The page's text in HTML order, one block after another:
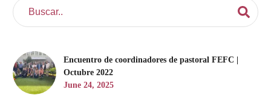
Encuentro de coordinadores de pastoral FEFC |
Octubre 2022
June 24, 2025